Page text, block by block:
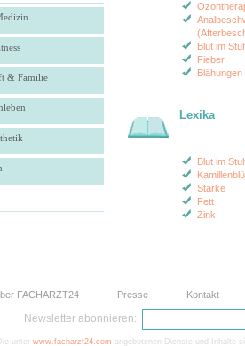
& Familie
Blut im
Fieber
Lexika
Blut im
Stärke
Fett
Zink
FACHARZT24 Presse Kontakt
Newsletter abonnieren:
unter www.facharzt24.com angebotenen Dienste und Inhalte